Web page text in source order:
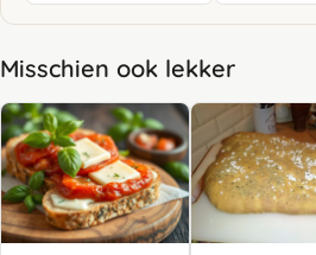
Misschien ook lekker